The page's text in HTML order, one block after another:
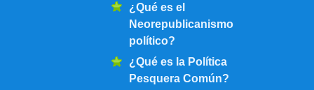
¿Qué es el
Neorepublicanismo
político?
¿Qué es la Política
Pesquera Común?